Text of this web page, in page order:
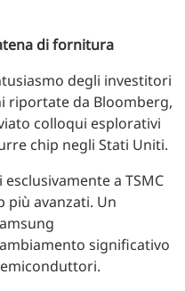
di fornitura
degli investitori
riportate da Bloomberg,
colloqui esplorativi
chip negli Stati Uniti.
a TSMC
più avanzati. Un
significativo